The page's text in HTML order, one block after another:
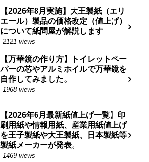
【2026年8月実施】大王製紙（エリ
エール）製品の価格改定（値上げ）
について紙問屋が解説します
2121 views
【万華鏡の作り方】トイレットペー
パーの芯やアルミホイルで万華鏡を
自作してみました。
1968 views
【2026年6月最新紙値上げ一覧】印
刷用紙や情報用紙、産業用紙値上げ
を王子製紙や大王製紙、日本製紙等
製紙メーカーが発表。
1469 views